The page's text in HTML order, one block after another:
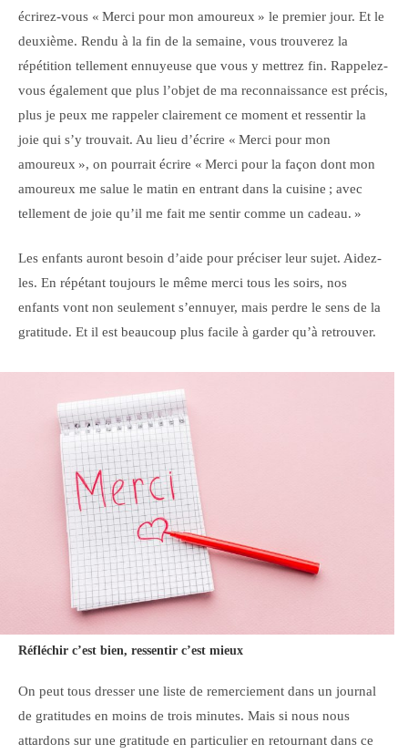
écrirez-vous « Merci pour mon amoureux » le premier jour. Et le
deuxième. Rendu à la fin de la semaine, vous trouverez la
répétition tellement ennuyeuse que vous y mettrez fin. Rappelez-
vous également que plus l’objet de ma reconnaissance est précis,
plus je peux me rappeler clairement ce moment et ressentir la
joie qui s’y trouvait. Au lieu d’écrire « Merci pour mon
amoureux », on pourrait écrire « Merci pour la façon dont mon
amoureux me salue le matin en entrant dans la cuisine ; avec
tellement de joie qu’il me fait me sentir comme un cadeau. »
Les enfants auront besoin d’aide pour préciser leur sujet. Aidez-
les. En répétant toujours le même merci tous les soirs, nos
enfants vont non seulement s’ennuyer, mais perdre le sens de la
gratitude. Et il est beaucoup plus facile à garder qu’à retrouver.
Réfléchir c’est bien, ressentir c’est mieux
On peut tous dresser une liste de remerciement dans un journal
de gratitudes en moins de trois minutes. Mais si nous nous
attardons sur une gratitude en particulier en retournant dans ce